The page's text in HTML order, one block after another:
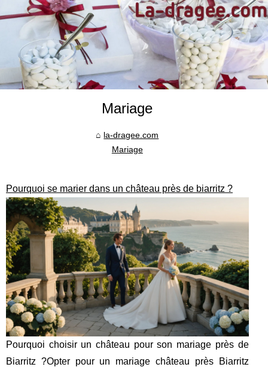
Mariage
la-dragee.com
Mariage
Pourquoi se marier dans un château près de biarritz ?
Pourquoi choisir un château pour son mariage près de
Biarritz ?Opter pour un mariage château près Biarritz